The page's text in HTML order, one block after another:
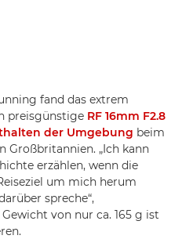
fand das extrem
preisgünstige RF 16mm F2.8
der Umgebung beim
Großbritannien. „Ich kann
erzählen, wenn die
um mich herum
spreche“,
von nur ca. 165 g ist